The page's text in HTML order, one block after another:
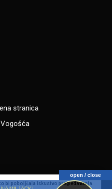
stranica
bi poboljšala iskustvo pregledavanja.
open / close